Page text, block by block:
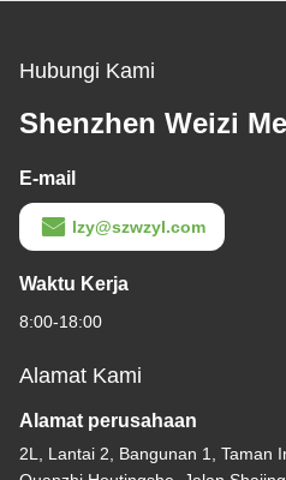
Hubungi Kami
Shenzhen Weizi
E-mail
lzy@szwzyl.com
Waktu Kerja
8:00-18:00
Alamat Kami
Alamat perusahaan
2L, Lantai 2, Bangunan 1, Taman